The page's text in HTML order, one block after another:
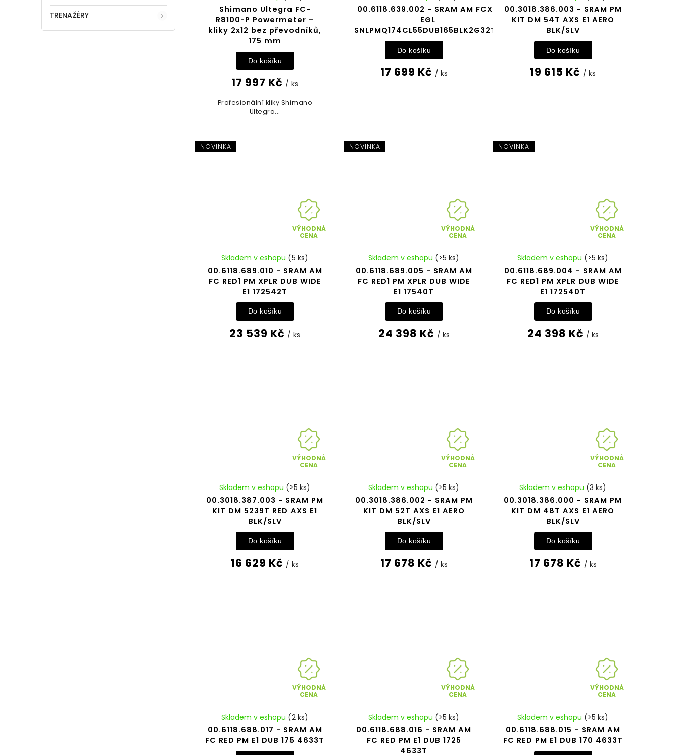
TRENAŽÉRY
Shimano Ultegra FC-
R8100-P Powermeter –
kliky 2x12 bez převodníků,
175 mm
17 997 Kč / ks
Do košíku
Profesionální kliky Shimano
Ultegra...
00.6118.639.002 - SRAM AM FCXX
EGL
SNLPMQ174CL55DUB165BLK2G32TT
17 699 Kč / ks
Do košíku
00.3018.386.003 - SRAM PM
KIT DM 54T AXS E1 AERO
BLK/SLV
19 615 Kč / ks
Do košíku
NOVINKA
VÝHODNÁ
CENA
00.6118.689.010 - SRAM AM
FC RED1 PM XPLR DUB WIDE
E1 172542T
Skladem v eshopu (5 ks)
23 539 Kč / ks
Do košíku
NOVINKA
VÝHODNÁ
CENA
00.6118.689.005 - SRAM AM
FC RED1 PM XPLR DUB WIDE
E1 17540T
Skladem v eshopu (>5 ks)
24 398 Kč / ks
Do košíku
NOVINKA
VÝHODNÁ
CENA
00.6118.689.004 - SRAM AM
FC RED1 PM XPLR DUB WIDE
E1 172540T
Skladem v eshopu (>5 ks)
24 398 Kč / ks
Do košíku
VÝHODNÁ
CENA
00.3018.387.003 - SRAM PM
KIT DM 5239T RED AXS E1
BLK/SLV
Skladem v eshopu (>5 ks)
16 629 Kč / ks
Do košíku
VÝHODNÁ
CENA
00.3018.386.002 - SRAM PM
KIT DM 52T AXS E1 AERO
BLK/SLV
Skladem v eshopu (>5 ks)
17 678 Kč / ks
Do košíku
VÝHODNÁ
CENA
00.3018.386.000 - SRAM PM
KIT DM 48T AXS E1 AERO
BLK/SLV
Skladem v eshopu (3 ks)
17 678 Kč / ks
Do košíku
VÝHODNÁ
CENA
00.6118.688.017 - SRAM AM
FC RED PM E1 DUB 175 4633T
Skladem v eshopu (2 ks)
VÝHODNÁ
CENA
00.6118.688.016 - SRAM AM
FC RED PM E1 DUB 1725
4633T
Skladem v eshopu (>5 ks)
VÝHODNÁ
CENA
00.6118.688.015 - SRAM AM
FC RED PM E1 DUB 170 4633T
Skladem v eshopu (>5 ks)